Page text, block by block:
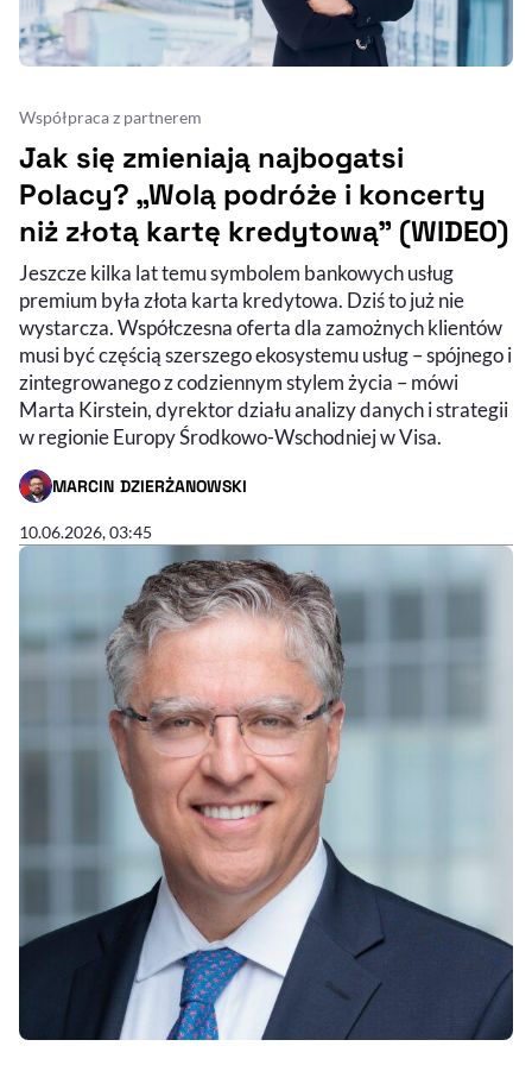
Współpraca z partnerem
Jak się zmieniają najbogatsi
Polacy? „Wolą podróże i koncerty
niż złotą kartę kredytową” (WIDEO)
Jeszcze kilka lat temu symbolem bankowych usług
premium była złota karta kredytowa. Dziś to już nie
wystarcza. Współczesna oferta dla zamożnych klientów
musi być częścią szerszego ekosystemu usług – spójnego i
zintegrowanego z codziennym stylem życia – mówi
Marta Kirstein, dyrektor działu analizy danych i strategii
w regionie Europy Środkowo-Wschodniej w Visa.
MARCIN DZIERŻANOWSKI
- AUTOR ARTYKUŁU - PROFIL
10.06.2026, 03:45